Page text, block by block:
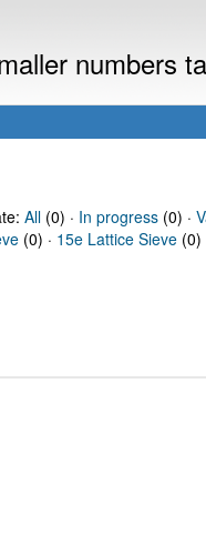
numbers
All(0) · In progress(0) ·
(0) · 15e Lattice Sieve (0)